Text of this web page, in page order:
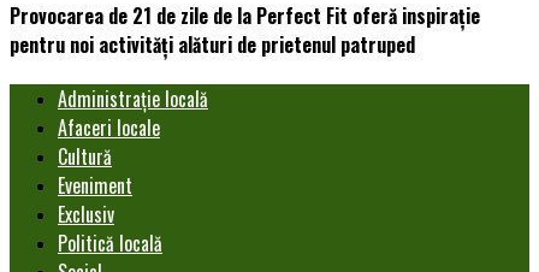
Provocarea de 21 de zile de la Perfect Fit oferă inspirație
pentru noi activități alături de prietenul patruped
Administrație locală
Afaceri locale
Cultură
Eveniment
Exclusiv
Politică locală